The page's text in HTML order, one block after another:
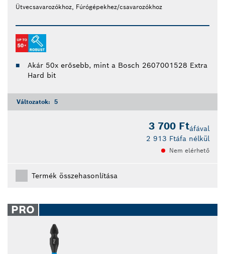
Ütvecsavarozókhoz, Fúrógépekhez/csavarozókhoz
Akár 50x erősebb, mint a Bosch 2607001528 Extra
Hard bit
Változatok: 5
3 700 Ftáfával
2 913 Ftáfa nélkül
Nem elérhető
Termék összehasonlítása
PRO